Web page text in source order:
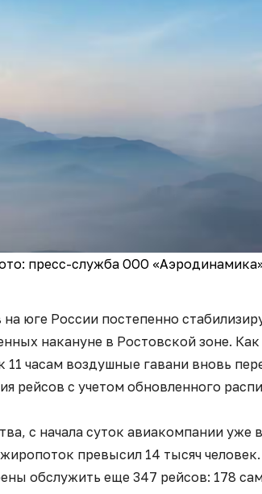
пресс-служба ООО
юге России постепенно
накануне в Ростовской зоне.
11 часам воздушные гавани вновь
рейсов с учетом обновленного
с начала суток авиакомпании уже
превысил 14 тысяч
обслужить еще 347 рейсов: 178